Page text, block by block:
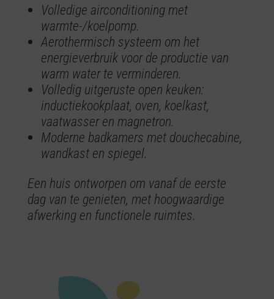
Volledige airconditioning met
warmte-/koelpomp.
Aerothermisch systeem om het
energieverbruik voor de productie van
warm water te verminderen.
Volledig uitgeruste open keuken:
inductiekookplaat, oven, koelkast,
vaatwasser en magnetron.
Moderne badkamers met douchecabine,
wandkast en spiegel.
Een huis ontworpen om vanaf de eerste
dag van te genieten, met hoogwaardige
afwerking en functionele ruimtes.